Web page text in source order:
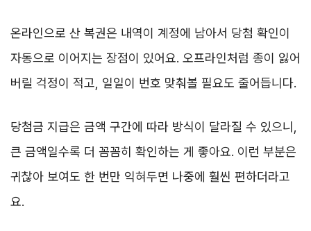
온라인으로 산 복권은 내역이 계정에 남아서 당첨 확인이
자동으로 이어지는 장점이 있어요. 오프라인처럼 종이 잃어
버릴 걱정이 적고, 일일이 번호 맞춰볼 필요도 줄어듭니다.
당첨금 지급은 금액 구간에 따라 방식이 달라질 수 있으니,
큰 금액일수록 더 꼼꼼히 확인하는 게 좋아요. 이런 부분은
귀찮아 보여도 한 번만 익혀두면 나중에 훨씬 편하더라고
요.